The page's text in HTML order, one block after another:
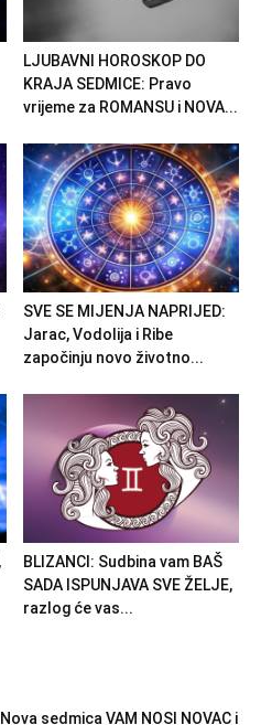
LJUBAVNI HOROSKOP DO
KRAJA SEDMICE: Pravo
vrijeme za ROMANSU i NOVA...
SVE SE MIJENJA NAPRIJED:
Jarac, Vodolija i Ribe
započinju novo životno...
BLIZANCI: Sudbina vam BAŠ
SADA ISPUNJAVA SVE ŽELJE,
razlog će vas...
sedmica VAM NOSI NOVAC i